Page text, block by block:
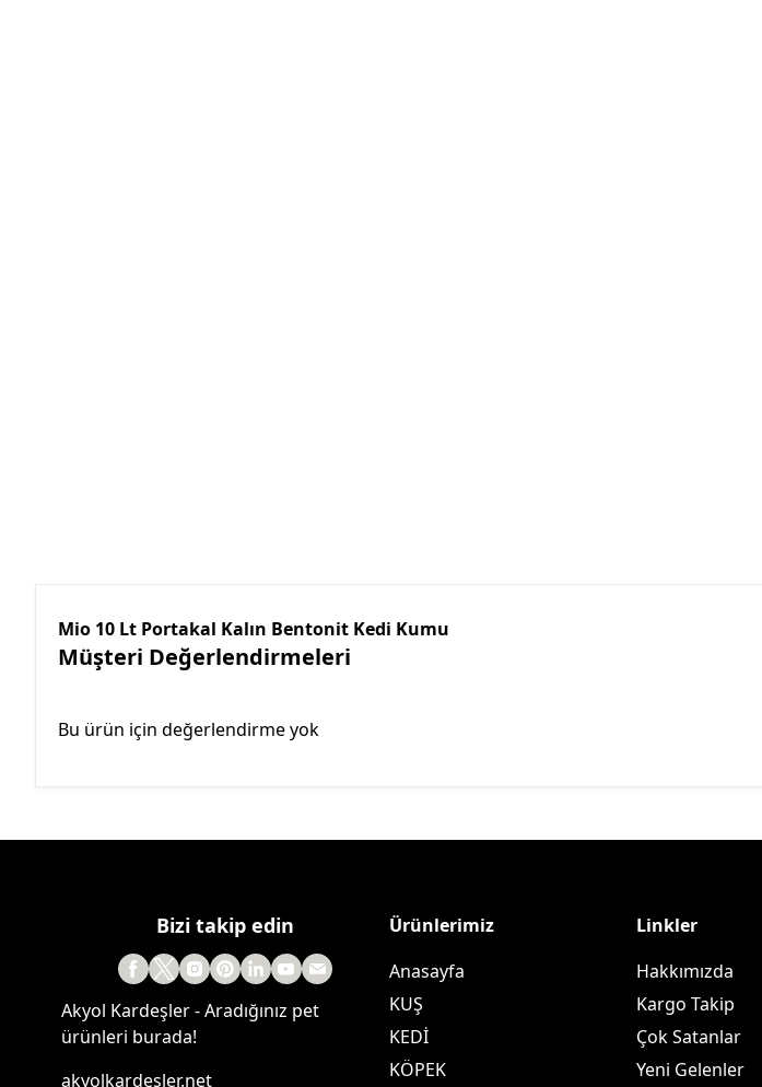
Mio 10 Lt Portakal Kalın Bentonit Kedi Kumu
Müşteri Değerlendirmeleri
Bu ürün için değerlendirme yok
Bizi takip edin
Akyol Kardeşler - Aradığınız pet
ürünleri burada!
akyolkardesler.net
Ürünlerimiz
Anasayfa
KUŞ
KEDİ
KÖPEK
Linkler
Hakkımızda
Kargo Takip
Çok Satanlar
Yeni Gelenler